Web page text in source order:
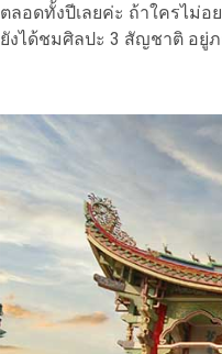
ตลอดทั้งปีเลยค่ะ ถ้าใครไม่
ยังได้ชมศิลปะ 3 สัญชาติ อยู่